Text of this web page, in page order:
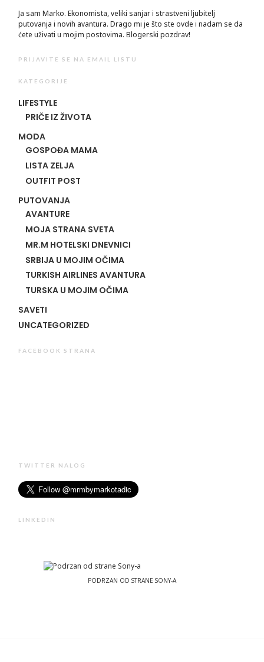
Ja sam Marko. Ekonomista, veliki sanjar i strastveni ljubitelj
putovanja i novih avantura. Drago mi je što ste ovde i nadam se da
ćete uživati u mojim postovima. Blogerski pozdrav!
PRIJAVITE SE NA EMAIL LISTU
KATEGORIJE
LIFESTYLE
PRIČE IZ ŽIVOTA
MODA
GOSPOĐA MAMA
LISTA ZELJA
OUTFIT POST
PUTOVANJA
AVANTURE
MOJA STRANA SVETA
MR.M HOTELSKI DNEVNICI
SRBIJA U MOJIM OČIMA
TURKISH AIRLINES AVANTURA
TURSKA U MOJIM OČIMA
SAVETI
UNCATEGORIZED
FACEBOOK STRANA
TWITTER NALOG
LINKEDIN
PODRZAN OD STRANE SONY-A